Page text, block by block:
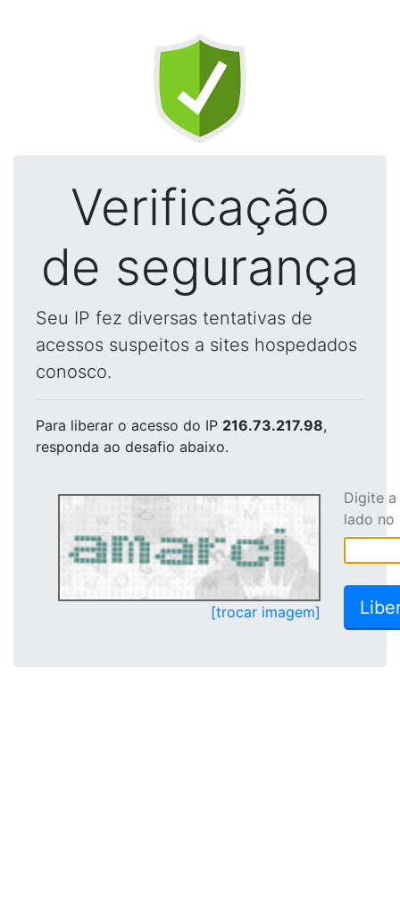
Verificação
de segurança
Seu IP fez diversas tentativas de
acessos suspeitos a sites hospedados
conosco.
Para liberar o acesso do IP 216.73.217.98,
responda ao desafio abaixo.
[trocar imagem]
Digite
lado no